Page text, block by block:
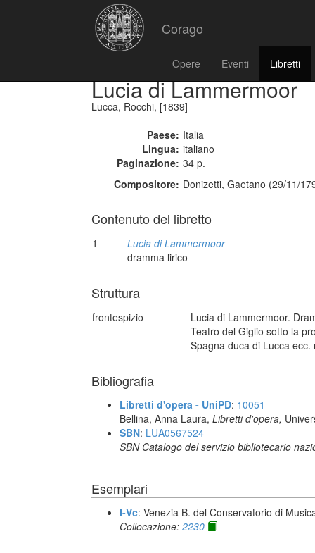
Corago
Opere Eventi Libretti
Lucia di Lammermoor
Lucca, Rocchi, [1839]
Paese: Italia
Lingua: italiano
Paginazione: 34 p.
Compositore: Donizetti, Gaetano (29/11/
Contenuto del libretto
1
Lucia di Lammermoor
dramma lirico
Struttura
frontespizio
Lucia di Lammermoor.
Teatro del Giglio sotto la
Spagna duca di Lucca
Bibliografia
Libretti d'opera - UniPD: 10051
Bellina, Anna Laura, Libretti d'opera,
SBN: LUA0567524
SBN Catalogo del servizio bibliotecario
Esemplari
I-Vc: Venezia B. del Conservatorio di
Collocazione: 2230